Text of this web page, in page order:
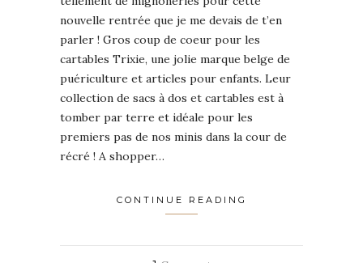
nouvelle rentrée que je me devais de t’en
parler ! Gros coup de coeur pour les
cartables Trixie, une jolie marque belge de
puériculture et articles pour enfants. Leur
collection de sacs à dos et cartables est à
tomber par terre et idéale pour les
premiers pas de nos minis dans la cour de
récré ! A shopper…
CONTINUE READING